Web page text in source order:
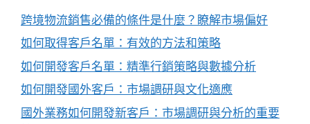
跨境物流銷售必備的條件是什麼？瞭解市場偏好
如何取得客戶名單：有效的方法和策略
如何開發客戶名單：精準行銷策略與數據分析
如何開發國外客戶：市場調研與文化適應
國外業務如何開發新客戶：市場調研與分析的重要